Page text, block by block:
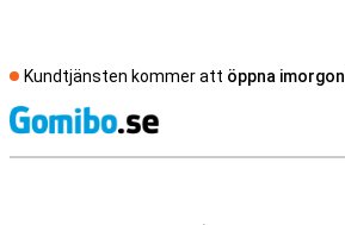
Kundtjänsten kommer att öppna imorgon